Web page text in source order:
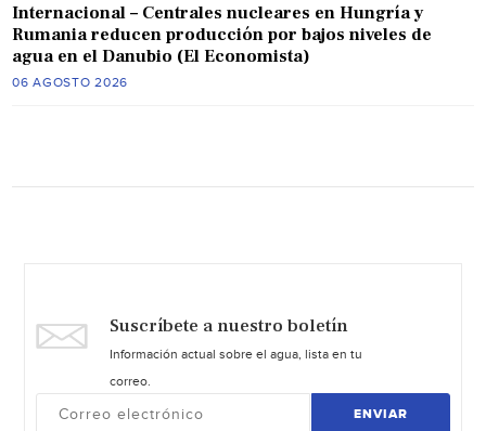
Internacional – Centrales nucleares en Hungría y
Rumania reducen producción por bajos niveles de
agua en el Danubio (El Economista)
06 AGOSTO 2026
Suscríbete a nuestro boletín
Información actual sobre el agua, lista en tu
correo.
ENVIAR